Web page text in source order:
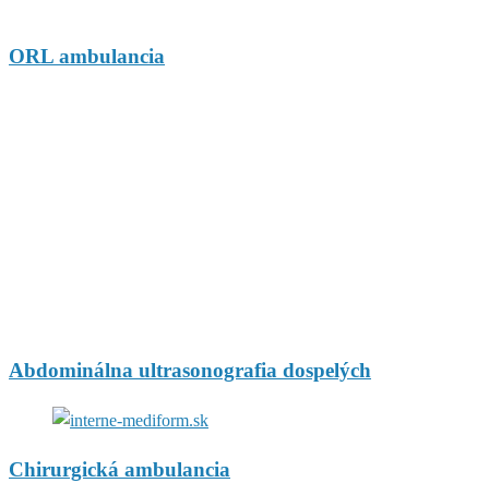
ORL ambulancia
Abdominálna ultrasonografia dospelých
Chirurgická ambulancia